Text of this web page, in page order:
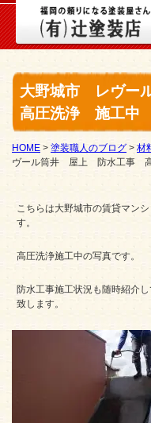
大野城市 レヴ
高圧洗浄 施工中
HOME > 塗装職人のブログ > 材
ヴール筒井 屋上 防水工事
こちらは大野城市の賃貸マン
す。
高圧洗浄施工中の写真です。
防水工事施工状況も随時紹介
致します。